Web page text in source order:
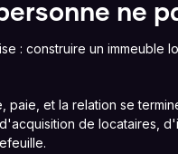
ne
: construire un immeuble
et la relation se
de locataires,